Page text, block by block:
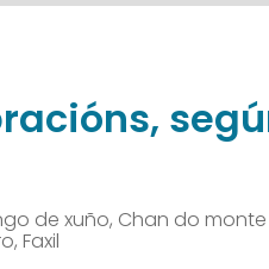
de xuño, Chan do monte
Faxil